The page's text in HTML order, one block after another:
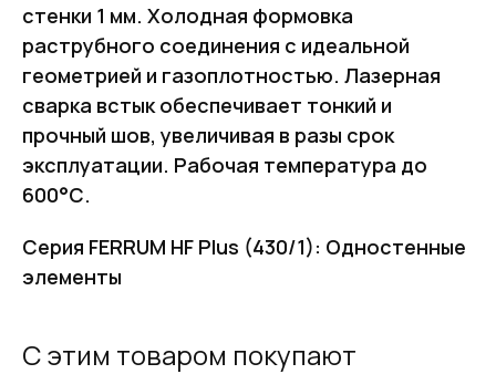
стенки 1 мм. Холодная формовка
раструбного соединения с идеальной
геометрией и газоплотностью. Лазерная
сварка встык обеспечивает тонкий и
прочный шов, увеличивая в разы срок
эксплуатации. Рабочая температура до
600°С.
Серия FERRUM HF Plus (430/1): Одностенные
элементы
С этим товаром покупают